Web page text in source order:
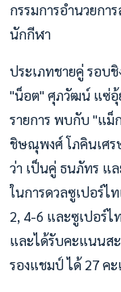
กรรมการอำนวยกา
นักกีฬา
ประเภทชายคู่ รอบ
"น็อต" ศุภวัฒน์ แซ่อุ้
รายการ พบกับ "แม็
ชิษณุพงศ์ โภคินเศร
ว่า เป็นคู่ ธนภัทร แ
ในการดวลซูเปอร์ไ
2, 4-6 และซูเปอร์
และได้รับคะแนนส
รองแชมป์ ได้ 27 ค